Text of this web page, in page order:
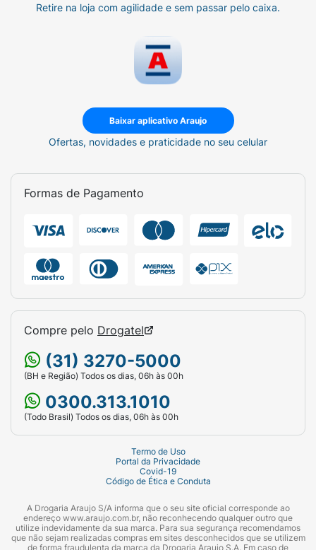
Puxe a parte frontal por entre as
Fixe as abas laterais na faixa frontal,
ajustando conforme o corpinho do bebê.
Verifique se as barreiras laterais estão
para fora para garantir a máxima
eficácia antivazamento.
Ficha Técnica:
Hipopó Baby.
Tamanho:P (Pequeno).
Peso Indicado:
Retire na loja com agilidade e sem passar pelo caixa.
Baixar aplicativo Araujo
Ofertas, novidades e praticidade no seu celular
Formas de Pagamento
Compre pelo Drogatel
(31) 3270-5000
(BH e Região) Todos os dias, 06h às 00h
0300.313.1010
(Todo Brasil) Todos os dias, 06h às 00h
Termo de Uso
Portal da Privacidade
Covid-19
Código de Ética e Conduta
A Drogaria Araujo S/A informa que o seu site oficial corresponde ao
endereço www.araujo.com.br, não reconhecendo qualquer outro que
utilize indevidamente da sua marca. Para sua segurança recomendamos
que não sejam realizadas compras em sites desconhecidos que se utilizem
de forma fraudulenta da marca da Drogaria Araujo S.A. Em caso de